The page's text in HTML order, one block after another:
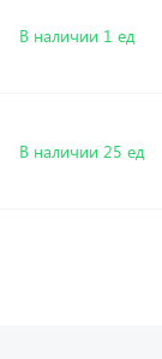
В наличии 1 ед
В наличии 25 ед